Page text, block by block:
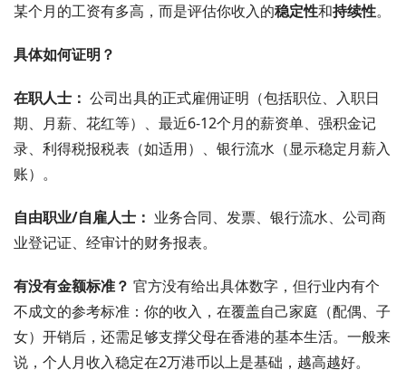
某个月的工资有多高，而是评估你收入的稳定性和持续性。
具体如何证明？
在职人士： 公司出具的正式雇佣证明（包括职位、入职日
期、月薪、花红等）、最近6-12个月的薪资单、强积金记
录、利得税报税表（如适用）、银行流水（显示稳定月薪入
账）。
自由职业/自雇人士： 业务合同、发票、银行流水、公司商
业登记证、经审计的财务报表。
有没有金额标准？ 官方没有给出具体数字，但行业内有个
不成文的参考标准：你的收入，在覆盖自己家庭（配偶、子
女）开销后，还需足够支撑父母在香港的基本生活。一般来
说，个人月收入稳定在2万港币以上是基础，越高越好。